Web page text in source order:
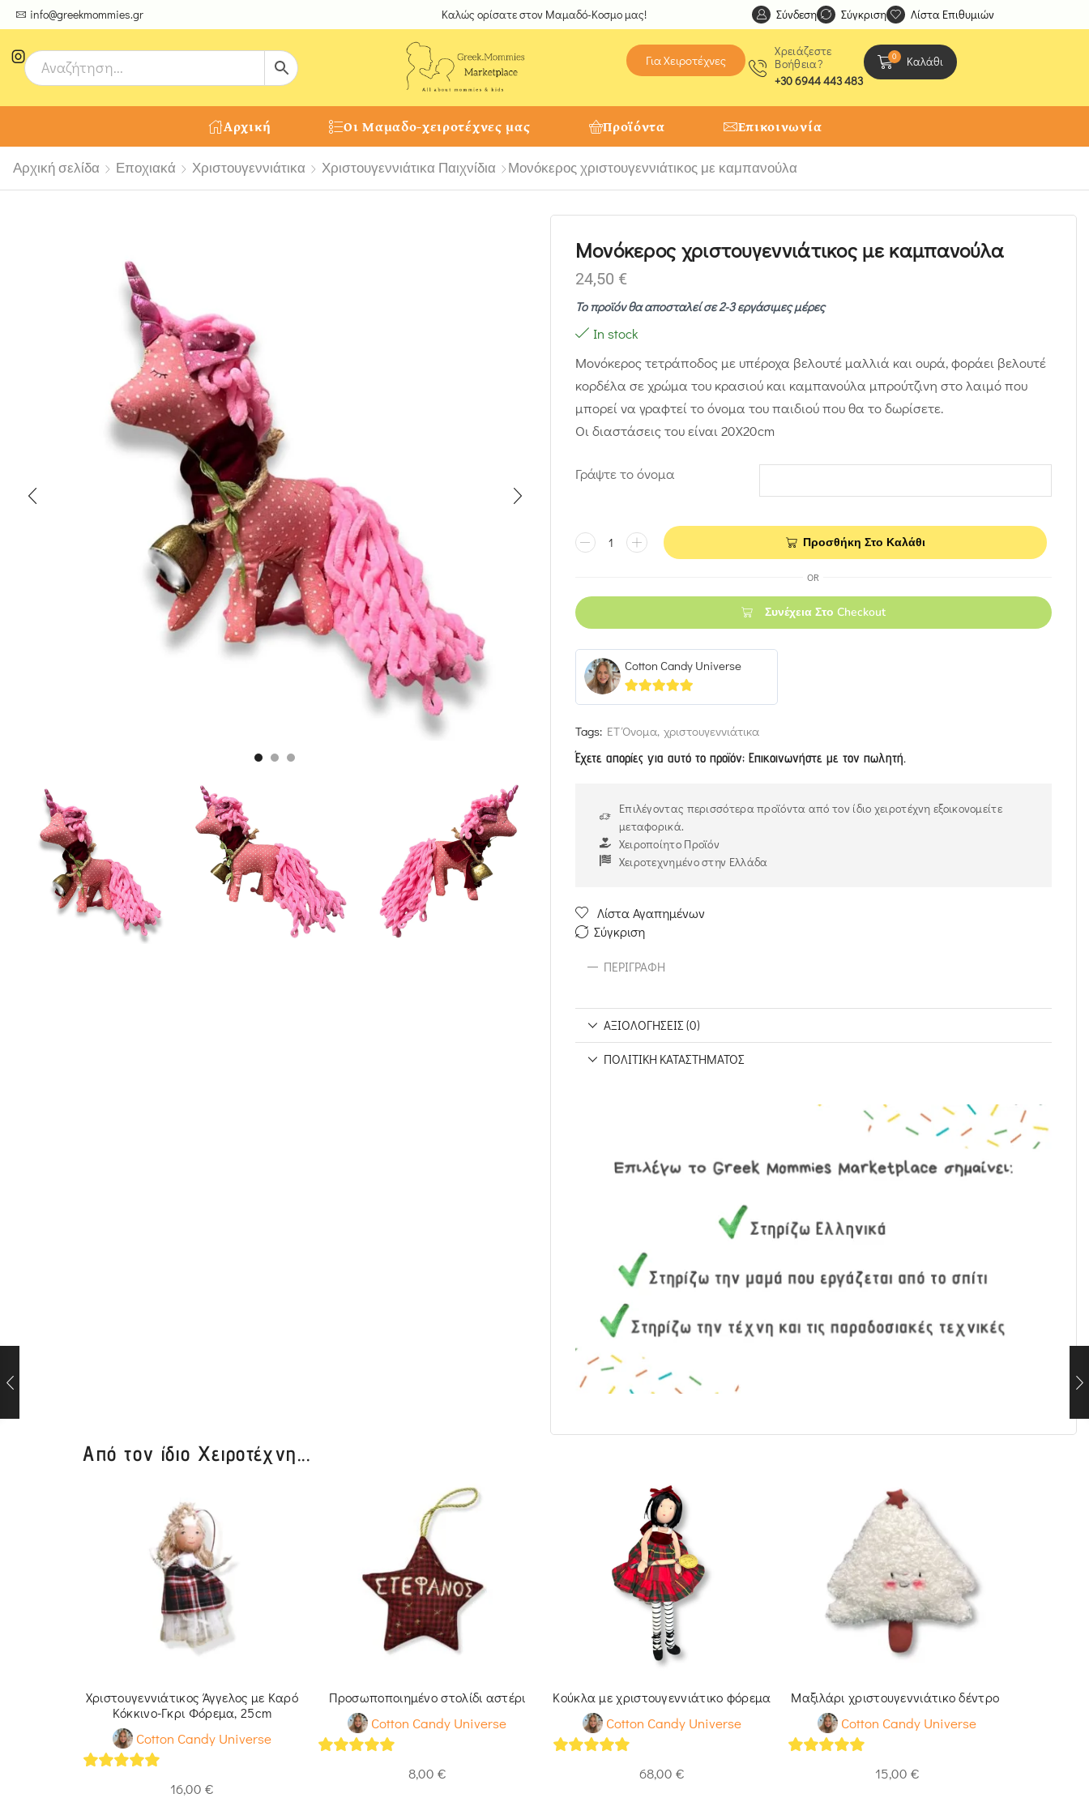
info@greekmommies.gr
μοναδικές δημιουργίες από τους Χειροτέχνες μας! Καλώς ορίσατε στον Μαμαδό-Κοσμο μας! Ανακαλύψτε μοναδικές δημιουργίες από τους
Σύνδεση Σύγκριση Λίστα Επιθυμιών
Για Χειροτέχνες
Χρειάζεστε
Βοήθεια?
+30 6944 443 483
0 Καλάθι
Αρχική Οι Μαμαδο-χειροτέχνες μας Προϊόντα Επικοινωνία
Αρχική σελίδα Εποχιακά Χριστουγεννιάτικα Χριστουγεννιάτικα Παιχνίδια Μονόκερος χριστουγεννιάτικος με καμπανούλα
Μονόκερος χριστουγεννιάτικος με καμπανούλα
24,50 €
Το προϊόν θα αποσταλεί σε 2-3 εργάσιμες μέρες
In stock
Μονόκερος τετράποδος με υπέροχα βελουτέ μαλλιά και ουρά, φοράει βελουτέ
κορδέλα σε χρώμα του κρασιού και καμπανούλα μπρούτζινη στο λαιμό που
μπορεί να γραφτεί το όνομα του παιδιού που θα το δωρίσετε.
Οι διαστάσεις του είναι 20Χ20cm
Γράψτε το όνομα
Προσθήκη Στο Καλάθι
OR
Συνέχεια Στο Checkout
Cotton Candy Universe
5out of 5
Tags: ΕΤ Όνομα, χριστουγεννιάτικα
Έχετε απορίες για αυτό το προϊόν; Επικοινωνήστε με τον πωλητή.
Επιλέγοντας περισσότερα προϊόντα από τον ίδιο χειροτέχνη εξοικονομείτε
μεταφορικά.
Χειροποίητο Προϊόν
Χειροτεχνημένο στην Ελλάδα
Λίστα Αγαπημένων
Σύγκριση
ΠΕΡΙΓΡΑΦΉ
ΑΞΙΟΛΟΓΉΣΕΙΣ (0)
ΠΟΛΙΤΙΚΉ ΚΑΤΑΣΤΉΜΑΤΟΣ
Από τον ίδιο Χειροτέχνη...
Χριστουγεννιάτικος Άγγελος με Καρό
Κόκκινο-Γκρι Φόρεμα, 25cm
Cotton Candy Universe
16,00 €
Προσωποποιημένο στολίδι αστέρι
Cotton Candy Universe
8,00 €
Κούκλα με χριστουγεννιάτικο φόρεμα
Cotton Candy Universe
68,00 €
Μαξιλάρι χριστουγεννιάτικο δέντρο
Cotton Candy Universe
15,00 €